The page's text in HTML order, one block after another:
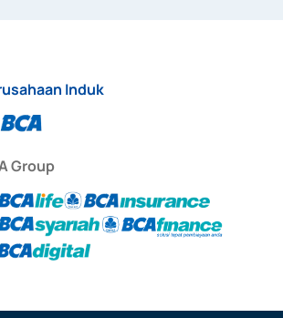
Induk
Group